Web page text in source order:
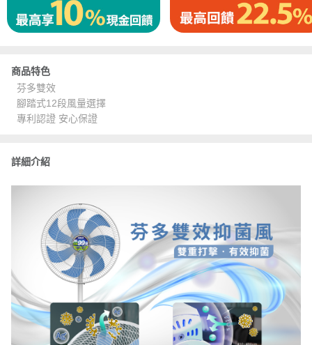
商品特色
芬多雙效
腳踏式12段風量選擇
專利認證 安心保證
詳細介紹